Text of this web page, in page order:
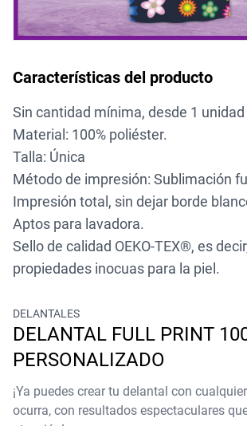
Características del producto
Sin cantidad mínima, desde 1 unidad
Material: 100% poliéster.
Talla: Única
Método de impresión: Sublimación
Impresión total, sin dejar borde
Aptos para lavadora.
Sello de calidad OEKO-TEX®, es
propiedades inocuas para la piel.
DELANTALES
DELANTAL FULL PRINT
PERSONALIZADO
¡Ya puedes crear tu delantal con
ocurra, con resultados espectaculares